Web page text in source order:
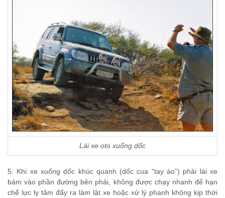
Lái xe oto xuống dốc
5. Khi xe xuống dốc khúc quanh (dốc cua “tay áo”) phải lái xe
bám vào phần đường bên phải, không được chạy nhanh để hạn
chế lực ly tâm đẩy ra làm lật xe hoặc xử lý phanh không kịp thời